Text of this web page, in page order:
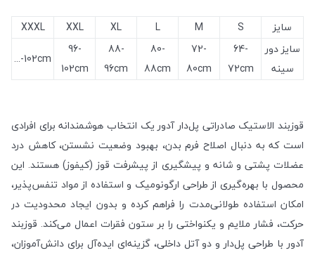
سایز S
M
L
XL
XXL
XXXL
سایز دور
سینه
64-
72cm
72-
80cm
80-
88cm
88-
96cm
96-
102cm
102cm-...
قوزبند الاستیک صادراتی پل‌دار آدور یک انتخاب هوشمندانه برای افرادی
است که به دنبال اصلاح فرم بدن، بهبود وضعیت نشستن، کاهش درد
عضلات پشتی و شانه و پیشگیری از پیشرفت قوز (کیفوز) هستند. این
محصول با بهره‌گیری از طراحی ارگونومیک و استفاده از مواد تنفس‌پذیر،
امکان استفاده طولانی‌مدت را فراهم کرده و بدون ایجاد محدودیت در
حرکت، فشار ملایم و یکنواختی را بر ستون فقرات اعمال می‌کند. قوزبند
آدور با طراحی پل‌دار و دو آتل داخلی، گزینه‌ای ایده‌آل برای دانش‌آموزان،